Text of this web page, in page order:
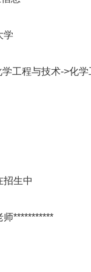
工程与技术->化学
生中
***********